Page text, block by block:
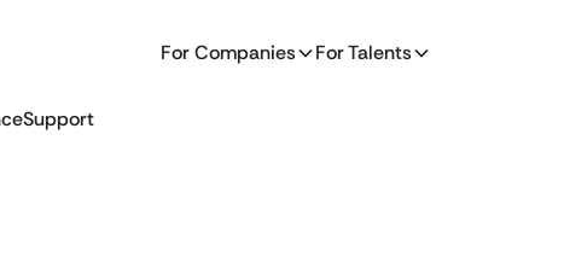
For Companies For Talents
Support